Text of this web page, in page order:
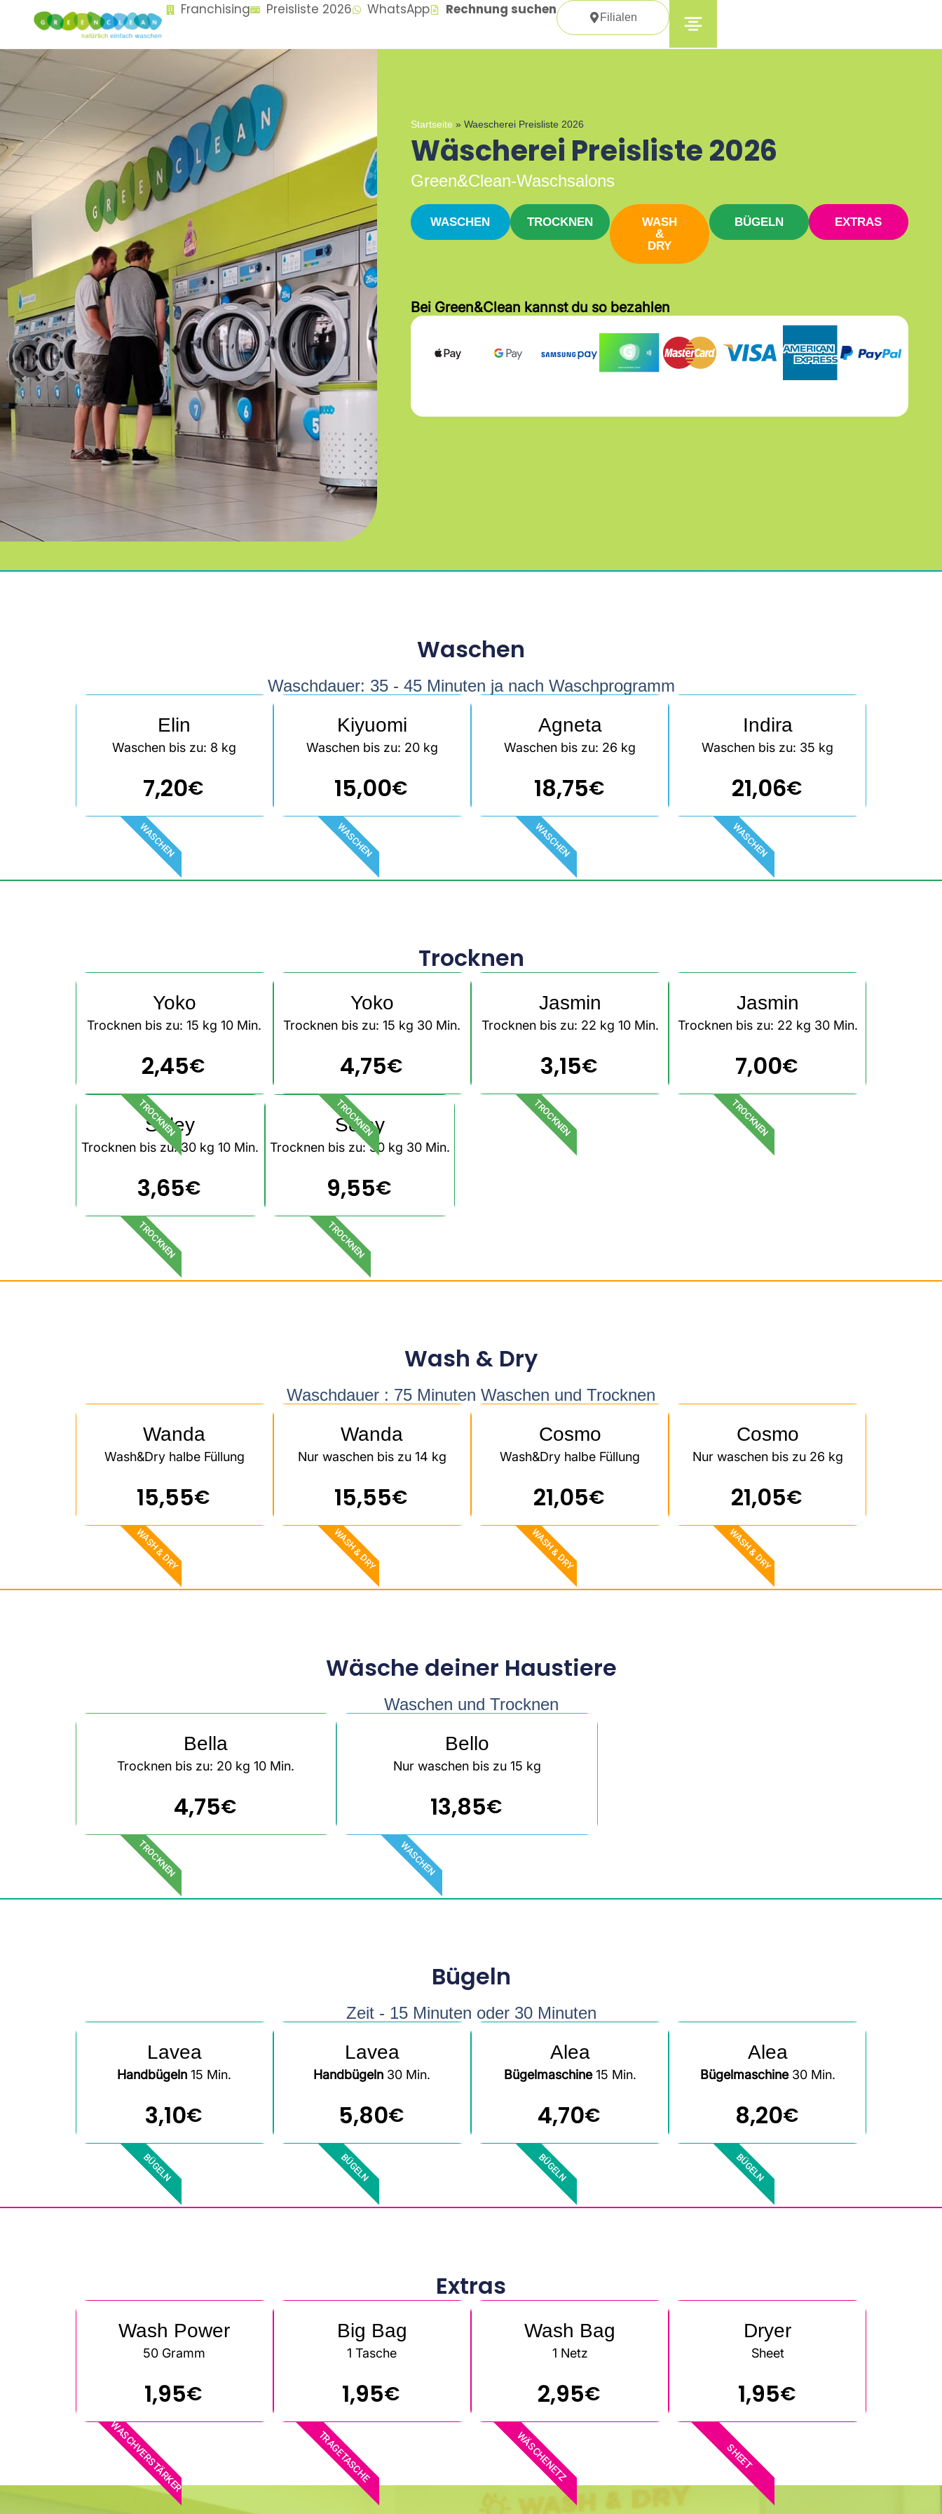
content Franchising Preisliste 2026 WhatsApp Rechnung suchen Filialen
Startseite » Waescherei Preisliste 2026
Wäscherei Preisliste 2026
Green&Clean-Waschsalons
WASCHEN TROCKNEN
WASH
&
DRY
BÜGELN EXTRAS
Bei Green&Clean kannst du so bezahlen
Waschen
Waschdauer: 35 - 45 Minuten ja nach Waschprogramm
Elin
Waschen bis zu: 8 kg
7,20€
WASCHEN
Kiyuomi
Waschen bis zu: 20 kg
15,00€
WASCHEN
Agneta
Waschen bis zu: 26 kg
18,75€
WASCHEN
Indira
Waschen bis zu: 35 kg
21,06€
WASCHEN
Trocknen
Yoko
Trocknen bis zu: 15 kg 10 Min.
2,45€
TROCKNEN
Yoko
Trocknen bis zu: 15 kg 30 Min.
4,75€
TROCKNEN
Jasmin
Trocknen bis zu: 22 kg 10 Min.
3,15€
TROCKNEN
Jasmin
Trocknen bis zu: 22 kg 30 Min.
7,00€
TROCKNEN
Soley
Trocknen bis zu: 30 kg 10 Min.
3,65€
TROCKNEN
Soley
Trocknen bis zu: 30 kg 30 Min.
9,55€
TROCKNEN
Wash & Dry
Waschdauer : 75 Minuten Waschen und Trocknen
Wanda
Wash&Dry halbe Füllung
15,55€
WASH & DRY​
Wanda
Nur waschen bis zu 14 kg
15,55€
WASH & DRY​
Cosmo
Wash&Dry halbe Füllung
21,05€
WASH & DRY​
Cosmo
Nur waschen bis zu 26 kg
21,05€
WASH & DRY​
Wäsche deiner Haustiere
Waschen und Trocknen
Bella
Trocknen bis zu: 20 kg 10 Min.
4,75€
TROCKNEN
Bello
Nur waschen bis zu 15 kg
13,85€
WASCHEN
Bügeln
Zeit - 15 Minuten oder 30 Minuten
Lavea
Handbügeln 15 Min.
3,10€
BÜGELN
Lavea
Handbügeln 30 Min.
5,80€
BÜGELN
Alea
Bügelmaschine15 Min.
4,70€
BÜGELN
Alea
Bügelmaschine30 Min.
8,20€
BÜGELN
Extras
Wash Power
50 Gramm
1,95€
WASCHVERSTÄRKER
Big Bag
1 Tasche
1,95€
TRAGETASCHE
Wash Bag
1 Netz
2,95€
WÄSCHENETZ
Dryer
Sheet
1,95€
SHEET